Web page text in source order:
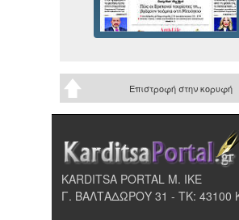
Επιστροφή στην κορυφή
KARDITSA PORTAL Μ. ΙΚΕ
Γ. ΒΑΛΤΑΔΩΡΟΥ 31 - ΤΚ: 43100